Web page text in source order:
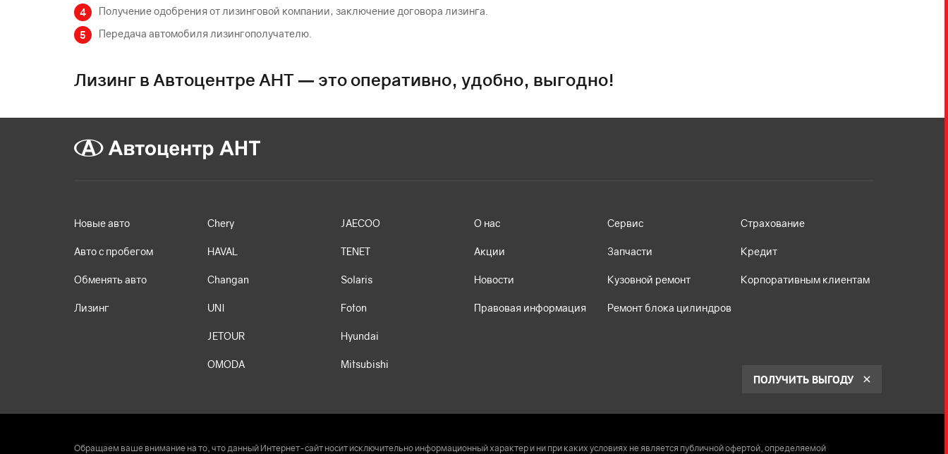
Получение одобрения от лизинговой компании, заключение договора лизинга.
Передача автомобиля лизингополучателю.
Лизинг в Автоцентре АНТ — это оперативно, удобно, выгодно!
Новые авто
Авто с пробегом
Обменять авто
Лизинг
Chery
HAVAL
Changan
UNI
JETOUR
OMODA
JAECOO
TENET
Solaris
Foton
Hyundai
Mitsubishi
О нас
Акции
Новости
Правовая информация
Сервис
Запчасти
Кузовной ремонт
Ремонт блока цилиндров
Страхование
Кредит
Корпоративным клиентам
Обращаем ваше внимание на то, что данный Интернет-сайт носит исключительно информационный характер и ни при каких условиях не является публичной офертой, определяемой
ПОЛУЧИТЬ ВЫГОДУ